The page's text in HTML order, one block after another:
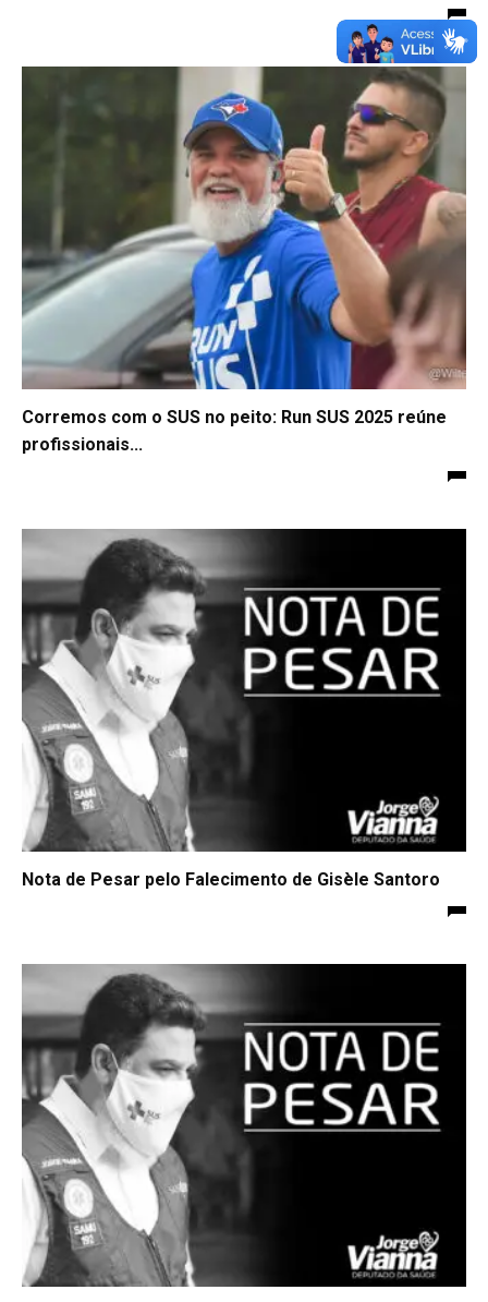
Corremos com o SUS no peito: Run SUS 2025 reúne
profissionais...
Nota de Pesar pelo Falecimento de Gisèle Santoro